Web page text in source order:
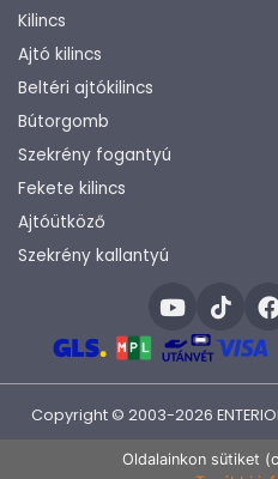
Kilincs
Ajtó kilincs
Beltéri ajtókilincs
Bútorgomb
Szekrény fogantyú
Fekete kilincs
Ajtóütköző
Szekrény kallantyú
Copyright © 2003-2026
Oldalainkon sütiket